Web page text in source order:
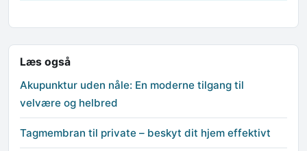
Læs også
Akupunktur uden nåle: En moderne tilgang til
velvære og helbred
Tagmembran til private – beskyt dit hjem effektivt